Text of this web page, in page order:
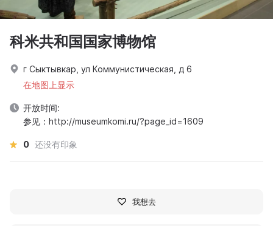
科米共和国国家博物馆
г Сыктывкар, ул Коммунистическая, д 6
在地图上显示
开放时间:
参见：http://museumkomi.ru/?page_id=1609
0 还没有印象
我想去